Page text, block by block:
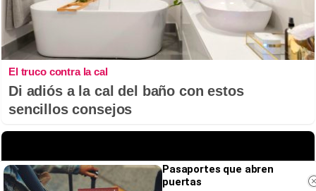
El truco contra la cal
Di adiós a la cal del baño con estos
sencillos consejos
Pasaportes que abren
puertas